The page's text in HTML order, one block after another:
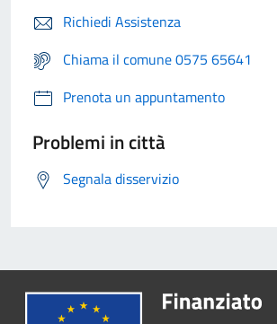
Richiedi Assistenza
Chiama il comune 0575 65641
Prenota un appuntamento
Problemi in città
Segnala disservizio